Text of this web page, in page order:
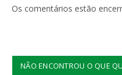
Os comentários estão
NÃO ENCONTROU O QUE